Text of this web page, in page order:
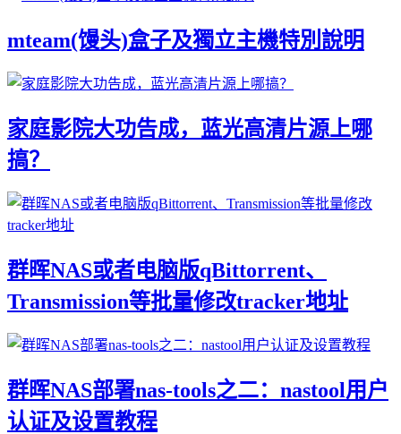
mteam(馒头)盒子及獨立主機特別說明
家庭影院大功告成，蓝光高清片源上哪
搞？
群晖NAS或者电脑版qBittorrent、
Transmission等批量修改tracker地址
群晖NAS部署nas-tools之二：nastool用户
认证及设置教程